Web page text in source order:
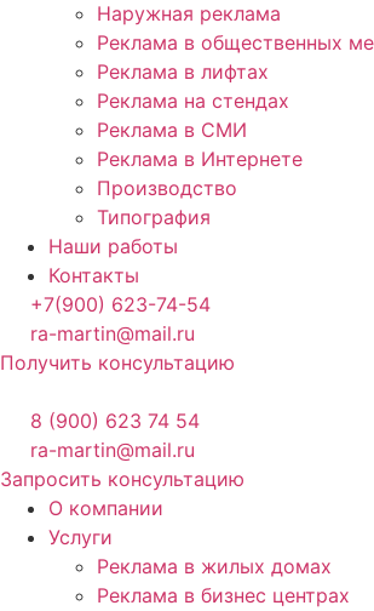
Наружная реклама
Реклама в общественных
Реклама в лифтах
Реклама на стендах
Реклама в СМИ
Реклама в Интернете
Производство
Типография
Наши работы
Контакты
+7(900) 623-74-54
ra-martin@mail.ru
Получить консультацию
8 (900) 623 74 54
ra-martin@mail.ru
Запросить консультацию
О компании
Услуги
Реклама в жилых домах
Реклама в бизнес центрах